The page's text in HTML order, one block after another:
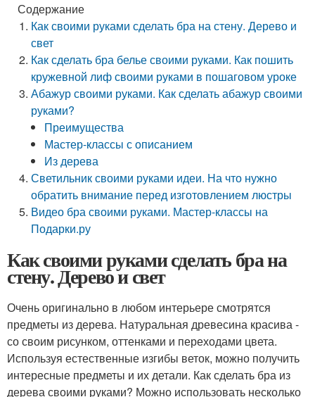
Содержание
Как своими руками сделать бра на стену. Дерево и
свет
Как сделать бра белье своими руками. Как пошить
кружевной лиф своими руками в пошаговом уроке
Абажур своими руками. Как сделать абажур своими
руками?
Преимущества
Мастер-классы с описанием
Из дерева
Светильник своими руками идеи. На что нужно
обратить внимание перед изготовлением люстры
Видео бра своими руками. Мастер-классы на
Подарки.ру
Как своими руками сделать бра на
стену. Дерево и свет
Очень оригинально в любом интерьере смотрятся
предметы из дерева. Натуральная древесина красива -
со своим рисунком, оттенками и переходами цвета.
Используя естественные изгибы веток, можно получить
интересные предметы и их детали. Как сделать бра из
дерева своими руками? Можно использовать несколько